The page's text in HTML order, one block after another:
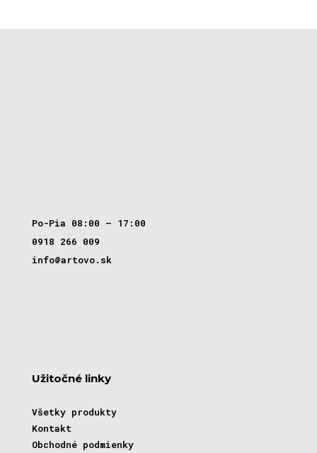
69,00 €
Po-Pia 08:00 – 17:00
0918 266 009
info@artovo.sk
Užitočné linky
Všetky produkty
Kontakt
Obchodné podmienky